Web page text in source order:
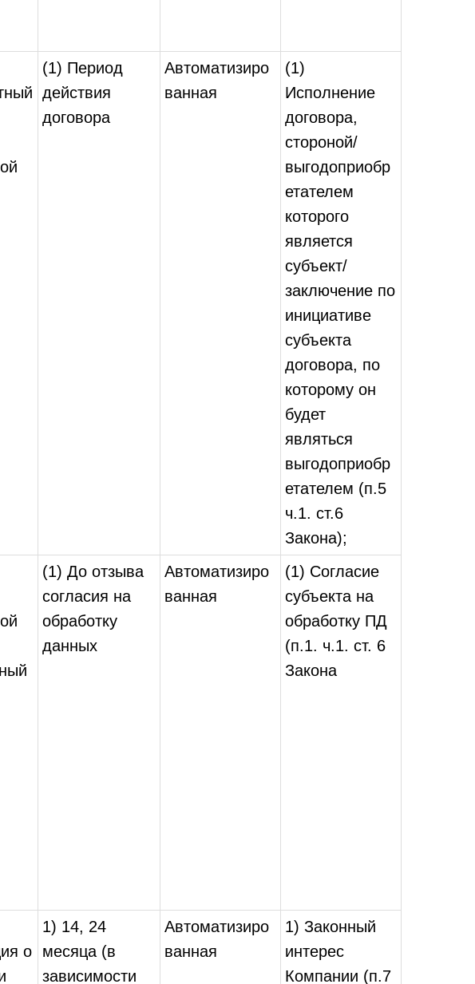
(1) Период
действия
договора
Автоматизиро
ванная
(1)
Исполнение
договора,
стороной/
выгодоприобр
етателем
которого
является
субъект/
заключение по
инициативе
субъекта
договора, по
которому он
будет
являться
выгодоприобр
етателем (п.5
ч.1. ст.6
Закона);
(1) До отзыва
согласия на
обработку
данных
Автоматизиро
ванная
(1) Согласие
субъекта на
обработку ПД
(п.1. ч.1. ст. 6
Закона
о
1) 14, 24
месяца (в
зависимости
Автоматизиро
ванная
1) Законный
интерес
Компании (п.7